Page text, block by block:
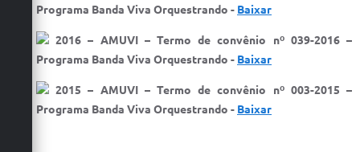
Programa Banda Viva Orquestrando​ - Baixar
2016 – AMUVI – Termo de convênio nº 039-2016 –
Programa Banda Viva Orquestrando​ - Baixar
2015 – AMUVI – Termo de convênio nº 003-2015 –
Programa Banda Viva Orquestrando​ - Baixar